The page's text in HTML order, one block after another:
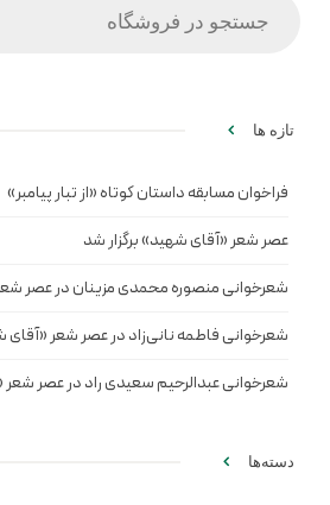
تازه ها
فراخوان مسابقه داستان کوتاه «از تبار پیامبر»
عصر شعر «آقای شهید» برگزار شد
شعرخوانی منصوره محمدی مزینان در عصر
شعرخوانی فاطمه نانی‌زاد در عصر شعر
شعرخوانی عبدالرحیم سعیدی راد در عصر
دسته‌ها